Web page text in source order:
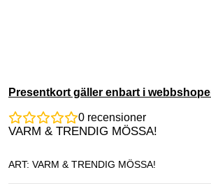
Presentkort gäller enbart i
0 recensioner
VARM & TRENDIG MÖSSA!
ART: VARM & TRENDIG MÖSSA!